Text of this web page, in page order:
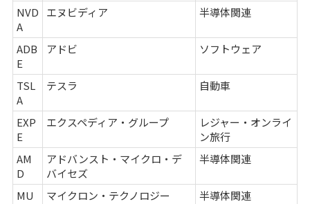
NVD
A
エヌビディア 半導体関連
ADB
E
アドビ ソフトウェア
TSL
A
テスラ 自動車
EXP
E
エクスペディア・グループ
レジャー・オンライ
ン旅行
AM
D
アドバンスト・マイクロ・デ
バイセズ
半導体関連
MU マイクロン・テクノロジー
半導体関連